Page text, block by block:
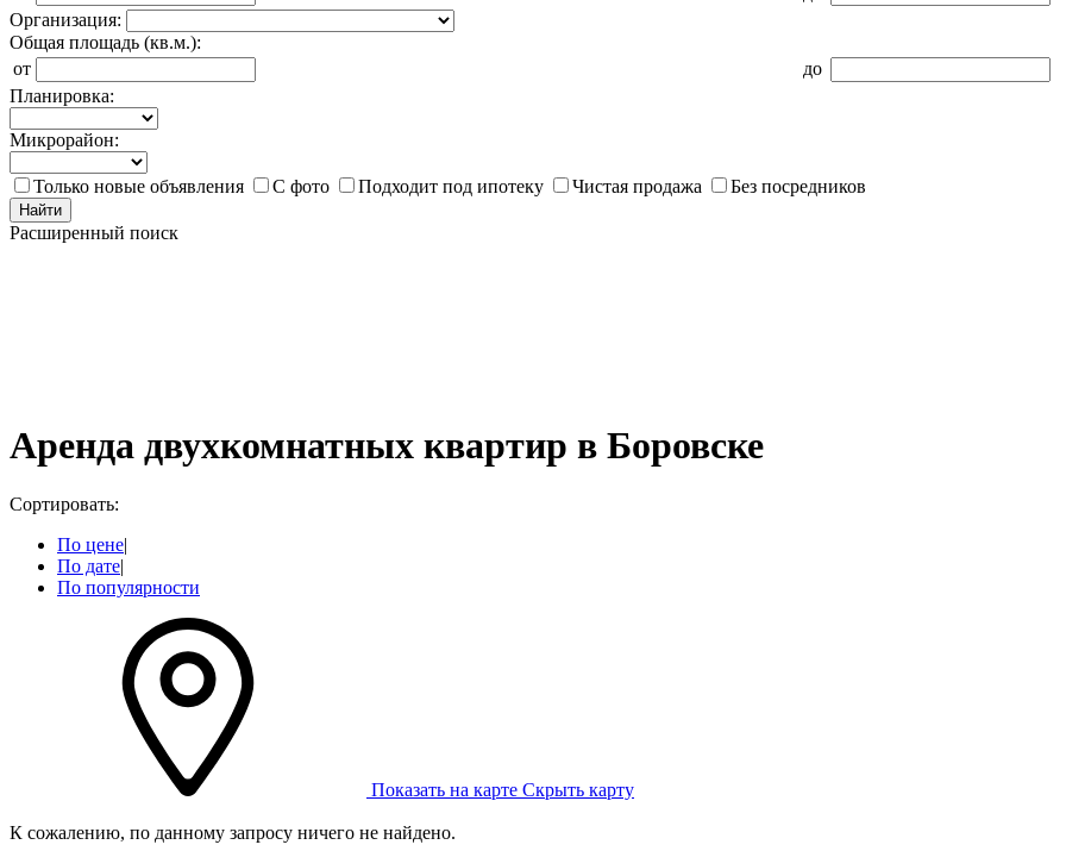
Организация:
Общая площадь (кв.м.):
от
до
Планировка:
Микрорайон:
Только новые объявления С фото Подходит под ипотеку Чистая продажа Без посредников
Найти
Расширенный поиск
Аренда двухкомнатных квартир в Боровске
Сортировать:
По цене|
По дате|
По популярности
Показать на карте Скрыть карту
К сожалению, по данному запросу ничего не найдено.